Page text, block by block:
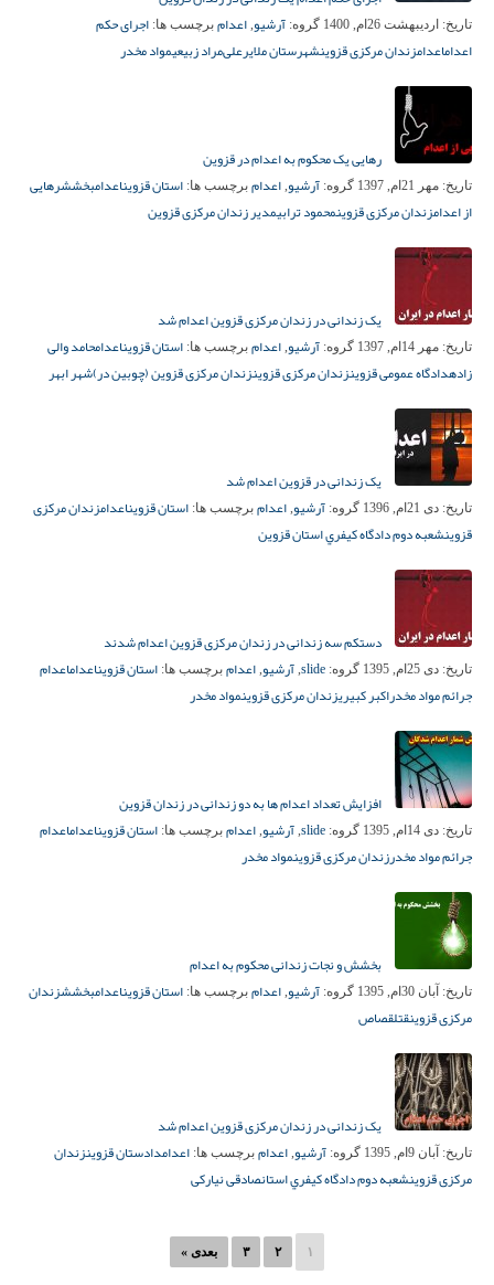
تاریخ: اردیبهشت 26ام, 1400 گروه: آرشیو, اعدام برچسب ها: اجرای حکم
اعداماعدامزندان مرکزی قزوینشهرستان ملایرعلی‌مراد زبیعیمواد مخدر
رهایی یک محکوم به اعدام در قزوین
تاریخ: مهر 21ام, 1397 گروه: آرشیو, اعدام برچسب ها: استان قزویناعدامبخششرهایی
از اعدامزندان مرکزی قزوینمحمود ترابیمدیر زندان مرکزی قزوین
یک زندانی در زندان مرکزی قزوین اعدام شد
تاریخ: مهر 14ام, 1397 گروه: آرشیو, اعدام برچسب ها: استان قزویناعدامحامد والی
زادهدادگاه عمومی قزوینزندان مرکزی قزوینزندان مرکزی قزوین (چوبین در)شهر ابهر
یک زندانی در قزوین اعدام شد
تاریخ: دی 21ام, 1396 گروه: آرشیو, اعدام برچسب ها: استان قزويناعدامزندان مرکزی
قزوینشعبه دوم دادگاه کيفري استان قزوين
دستکم سه زندانی در زندان مرکزی قزوین اعدام شدند
تاریخ: دی 25ام, 1395 گروه: slide
, آرشیو, اعدام برچسب ها: استان قزویناعداماعدام
جرائم مواد مخدراکبر کبیریزندان مرکزی قزوینمواد مخدر
افزایش تعداد اعدام ها به دو زندانی در زندان قزوین
تاریخ: دی 14ام, 1395 گروه: slide
, آرشیو, اعدام برچسب ها: استان قزویناعداماعدام
جرائم مواد مخدرزندان مرکزی قزوینمواد مخدر
بخشش و نجات زندانی محکوم به اعدام
تاریخ: آبان 30ام, 1395 گروه: آرشیو, اعدام برچسب ها: استان قزویناعدامبخششزندان
مرکزی قزوینقتلقصاص
یک زندانی در زندان مرکزی قزوین اعدام شد
تاریخ: آبان 9ام, 1395 گروه: آرشیو, اعدام برچسب ها: اعدامدادستان قزوینزندان
مرکزی قزوینشعبه دوم دادگاه كيفري استانصادقی نیارکی
۱ ۲ ۳ بعدی »